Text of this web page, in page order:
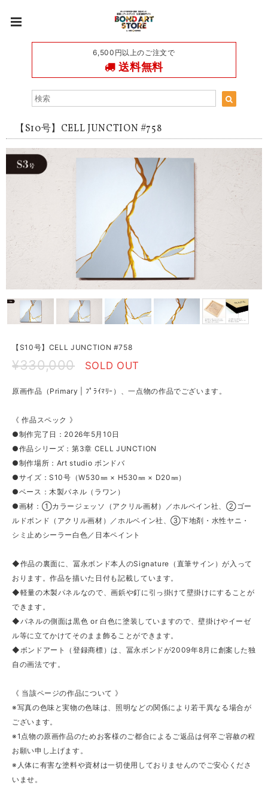
6,500円以上のご注文で
送料無料
【S10号】CELL JUNCTION #758
【S10号】CELL JUNCTION #758
¥330,000 SOLD OUT
原画作品（Primary | ﾌﾟﾗｲﾏﾘｰ）、一点物の作品でございます。
《 作品スペック 》
●制作完了日：2026年5月10日
●作品シリーズ：第3章 CELL JUNCTION
●制作場所：Art studio ボンドバ
●サイズ：S10号（W530㎜ × H530㎜ × D20㎜）
●ベース：木製パネル（ラワン）
●画材：①カラージェッソ（アクリル画材）／ホルベイン社、②ゴー
ルドボンド（アクリル画材）／ホルベイン社、③下地剤・水性ヤニ・
シミ止めシーラー白色／日本ペイント
◆作品の裏面に、冨永ボンド本人のSignature（直筆サイン）が入って
おります。作品を描いた日付も記載しています。
◆軽量の木製パネルなので、画鋲や釘に引っ掛けて壁掛けにすることが
できます。
◆パネルの側面は黒色 or 白色に塗装していますので、壁掛けやイーゼ
ル等に立てかけてそのまま飾ることができます。
◆ボンドアート（登録商標）は、冨永ボンドが2009年8月に創案した独
自の画法です。
《 当該ページの作品について 》
※写真の色味と実物の色味は、照明などの関係により若干異なる場合が
ございます。
※1点物の原画作品のためお客様のご都合によるご返品は何卒ご容赦の程
お願い申し上げます。
※人体に有害な塗料や資材は一切使用しておりませんのでご安心くださ
いませ。